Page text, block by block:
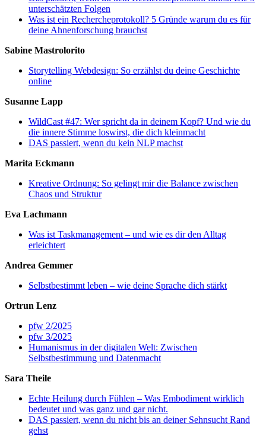
unterschätzten Folgen
Was ist ein Rechercheprotokoll? 5 Gründe warum du es für
deine Ahnenforschung brauchst
Sabine Mastrolorito
Storytelling Webdesign: So erzählst du deine Geschichte
online
Susanne Lapp
WildCast #47: Wer spricht da in deinem Kopf? Und wie du
die innere Stimme loswirst, die dich kleinmacht
DAS passiert, wenn du kein NLP machst
Marita Eckmann
Kreative Ordnung: So gelingt mir die Balance zwischen
Chaos und Struktur
Eva Lachmann
Was ist Taskmanagement – und wie es dir den Alltag
erleichtert
Andrea Gemmer
Selbstbestimmt leben – wie deine Sprache dich stärkt
Ortrun Lenz
pfw 2/2025
pfw 3/2025
Humanismus in der digitalen Welt: Zwischen
Selbstbestimmung und Datenmacht
Sara Theile
Echte Heilung durch Fühlen – Was Embodiment wirklich
bedeutet und was ganz und gar nicht.
DAS passiert, wenn du nicht bis an deiner Sehnsucht Rand
gehst